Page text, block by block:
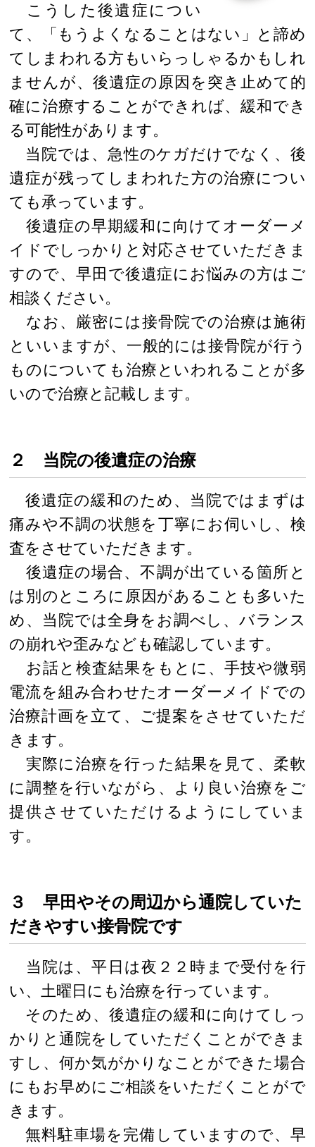
こうした後遺症につい
て、「もうよくなることはない」と諦め
てしまわれる方もいらっしゃるかもしれ
ませんが、後遺症の原因を突き止めて的
確に治療することができれば、緩和でき
る可能性があります。
当院では、急性のケガだけでなく、後
遺症が残ってしまわれた方の治療につい
ても承っています。
後遺症の早期緩和に向けてオーダーメ
イドでしっかりと対応させていただきま
すので、早田で後遺症にお悩みの方はご
相談ください。
なお、厳密には接骨院での治療は施術
といいますが、一般的には接骨院が行う
ものについても治療といわれることが多
いので治療と記載します。
２ 当院の後遺症の治療
後遺症の緩和のため、当院ではまずは
痛みや不調の状態を丁寧にお伺いし、検
査をさせていただきます。
後遺症の場合、不調が出ている箇所と
は別のところに原因があることも多いた
め、当院では全身をお調べし、バランス
の崩れや歪みなども確認しています。
お話と検査結果をもとに、手技や微弱
電流を組み合わせたオーダーメイドでの
治療計画を立て、ご提案をさせていただ
きます。
実際に治療を行った結果を見て、柔軟
に調整を行いながら、より良い治療をご
提供させていただけるようにしていま
す。
３ 早田やその周辺から通院していた
だきやすい接骨院です
当院は、平日は夜２２時まで受付を行
い、土曜日にも治療を行っています。
そのため、後遺症の緩和に向けてしっ
かりと通院をしていただくことができま
すし、何か気がかりなことができた場合
にもお早めにご相談をいただくことがで
きます。
無料駐車場を完備していますので、早